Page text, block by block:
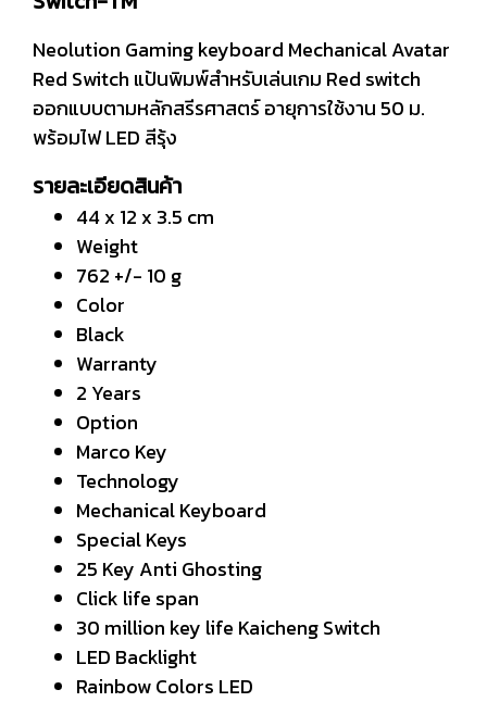
Neolution Gaming keyboard Mechanical Avatar
Red Switch แป้นพิมพ์สำหรับเล่นเกม Red switch
ออกแบบตามหลักสรีรศาสตร์ อายุการใช้งาน 50 ม.
พร้อมไฟ LED สีรุ้ง
รายละเอียดสินค้า
44 x 12 x 3.5 cm
Weight
762 +/- 10 g
Color
Black
Warranty
2 Years
Option
Marco Key
Technology
Mechanical Keyboard
Special Keys
25 Key Anti Ghosting
Click life span
30 million key life Kaicheng Switch
LED Backlight
Rainbow Colors LED